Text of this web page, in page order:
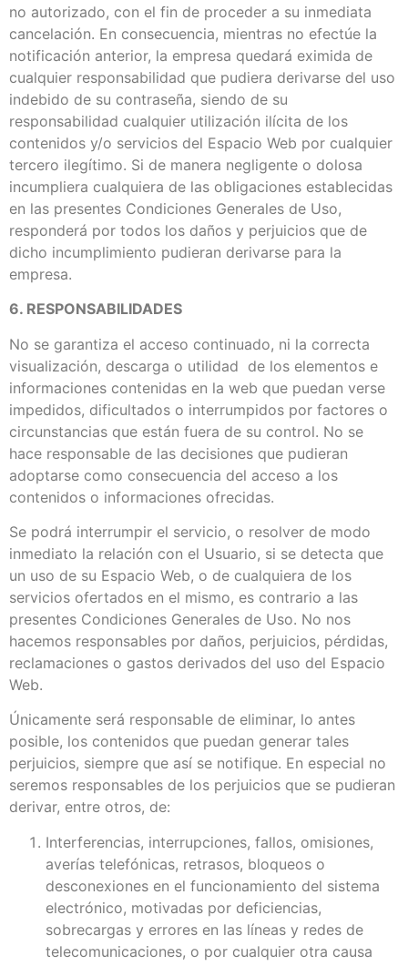
no autorizado, con el fin de proceder a su inmediata
cancelación. En consecuencia, mientras no efectúe la
notificación anterior, la empresa quedará eximida de
cualquier responsabilidad que pudiera derivarse del uso
indebido de su contraseña, siendo de su
responsabilidad cualquier utilización ilícita de los
contenidos y/o servicios del Espacio Web por cualquier
tercero ilegítimo. Si de manera negligente o dolosa
incumpliera cualquiera de las obligaciones establecidas
en las presentes Condiciones Generales de Uso,
responderá por todos los daños y perjuicios que de
dicho incumplimiento pudieran derivarse para la
empresa.
6. RESPONSABILIDADES
No se garantiza el acceso continuado, ni la correcta
visualización, descarga o utilidad de los elementos e
informaciones contenidas en la web que puedan verse
impedidos, dificultados o interrumpidos por factores o
circunstancias que están fuera de su control. No se
hace responsable de las decisiones que pudieran
adoptarse como consecuencia del acceso a los
contenidos o informaciones ofrecidas.
Se podrá interrumpir el servicio, o resolver de modo
inmediato la relación con el Usuario, si se detecta que
un uso de su Espacio Web, o de cualquiera de los
servicios ofertados en el mismo, es contrario a las
presentes Condiciones Generales de Uso. No nos
hacemos responsables por daños, perjuicios, pérdidas,
reclamaciones o gastos derivados del uso del Espacio
Web.
Únicamente será responsable de eliminar, lo antes
posible, los contenidos que puedan generar tales
perjuicios, siempre que así se notifique. En especial no
seremos responsables de los perjuicios que se pudieran
derivar, entre otros, de:
Interferencias, interrupciones, fallos, omisiones,
averías telefónicas, retrasos, bloqueos o
desconexiones en el funcionamiento del sistema
electrónico, motivadas por deficiencias,
sobrecargas y errores en las líneas y redes de
telecomunicaciones, o por cualquier otra causa